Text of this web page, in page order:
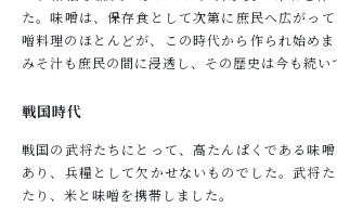
た。味噌は、保存食として次第に庶民へ広がっ
噌󠄀料理のほとんどが、この時代から作られ始めま
みそ汁も庶民の間に浸透し、その歴史は今も続い
戦国時代
戦国の武将たちにとって、高たんぱくである味
あり、兵糧として欠かせないものでした。武将
たり、米と味噌󠄀を携帯しました。